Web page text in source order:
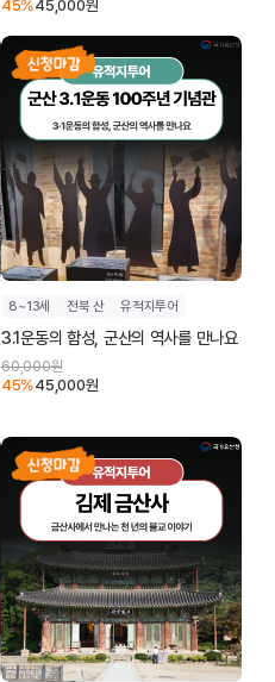
45%45,000원
8~13세 전북 산 유적지투어
3.1운동의 함성, 군산의 역사를 만나요
60,000원
45%45,000원